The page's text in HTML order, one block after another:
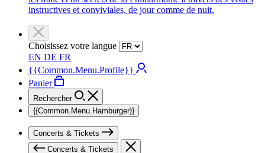
instructives et conviviales, de jour comme de nuit.
Choisissez votre langue
EN DE FR
{{Common.Menu.Profile}}
Panier
Rechercher
{{Common.Menu.Hamburger}}
Concerts & Tickets
Concerts & Tickets